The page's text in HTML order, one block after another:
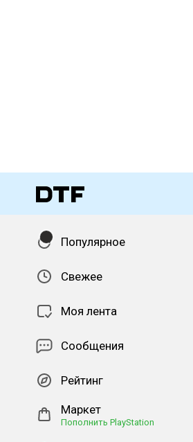
Популярное
Свежее
Моя лента
Сообщения
Рейтинг
Маркет
Пополнить PlayStation